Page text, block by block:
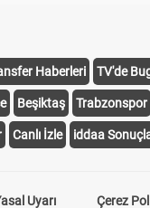
Haberleri TV'de
Beşiktaş Trabzonspor
Canlı İzle iddaa
Uyarı Çerez